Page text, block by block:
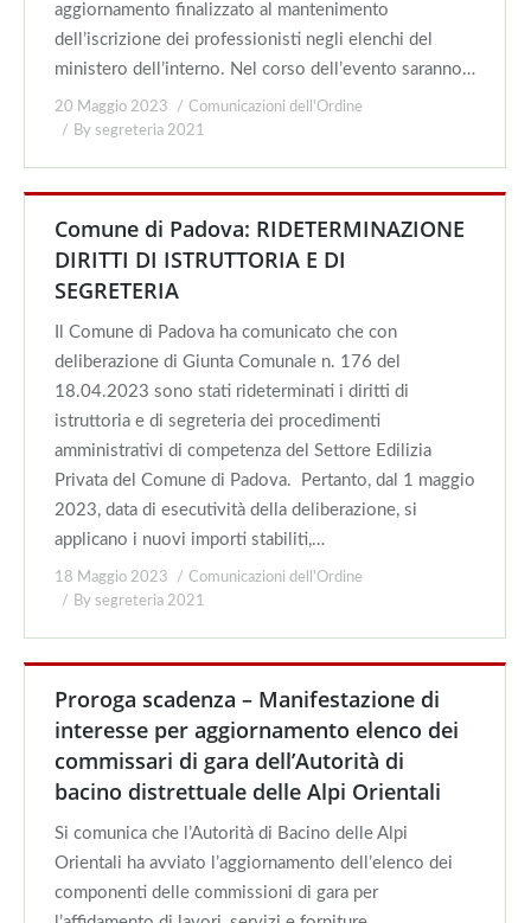
aggiornamento finalizzato al mantenimento
dell’iscrizione dei professionisti negli elenchi del
ministero dell’interno. Nel corso dell’evento saranno…
20 Maggio 2023
Comunicazioni dell'Ordine
By segreteria 2021
Comune di Padova: RIDETERMINAZIONE
DIRITTI DI ISTRUTTORIA E DI
SEGRETERIA
Il Comune di Padova ha comunicato che con
deliberazione di Giunta Comunale n. 176 del
18.04.2023 sono stati rideterminati i diritti di
istruttoria e di segreteria dei procedimenti
amministrativi di competenza del Settore Edilizia
Privata del Comune di Padova. Pertanto, dal 1 maggio
2023, data di esecutività della deliberazione, si
applicano i nuovi importi stabiliti,…
18 Maggio 2023
Comunicazioni dell'Ordine
By segreteria 2021
Proroga scadenza – Manifestazione di
interesse per aggiornamento elenco dei
commissari di gara dell’Autorità di
bacino distrettuale delle Alpi Orientali
Si comunica che l’Autorità di Bacino delle Alpi
Orientali ha avviato l’aggiornamento dell’elenco dei
componenti delle commissioni di gara per